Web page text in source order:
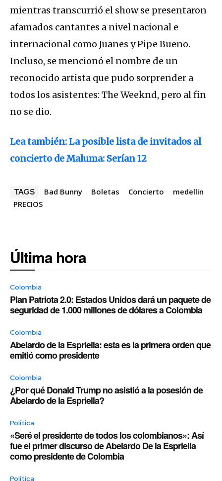
mientras transcurrió el show se presentaron
afamados cantantes a nivel nacional e
internacional como Juanes y Pipe Bueno.
Incluso, se mencionó el nombre de un
reconocido artista que pudo sorprender a
todos los asistentes: The Weeknd, pero al fin
no se dio.
Lea también: La posible lista de invitados al
concierto de Maluma: Serían 12
TAGS Bad Bunny Boletas Concierto
medellin
PRECIOS
Última hora
Colombia
Plan Patriota 2.0: Estados Unidos dará un paquete de
seguridad de 1.000 millones de dólares a Colombia
Colombia
Abelardo de la Espriella: esta es la primera orden que
emitió como presidente
Colombia
¿Por qué Donald Trump no asistió a la posesión de
Abelardo de la Espriella?
Política
«Seré el presidente de todos los colombianos»: Así
fue el primer discurso de Abelardo De la Espriella
como presidente de Colombia
Política